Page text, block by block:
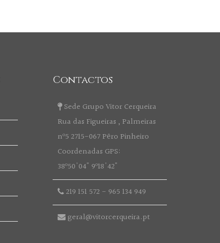
Contactos
Sede Grupo Vitor Cerqueira
Rua das Figueiras , Palmeiras
nº5 2715-067 Pêro Pinheiro
Coordenadas GPS:
38º50'04" 9º18'42"
219 151 572 - 965 134 949
geral@vitorcerqueira.pt